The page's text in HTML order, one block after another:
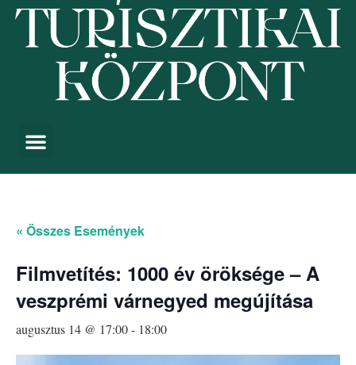
« Összes Események
Filmvetítés: 1000 év öröksége – A
veszprémi várnegyed megújítása
augusztus 14 @ 17:00- 18:00